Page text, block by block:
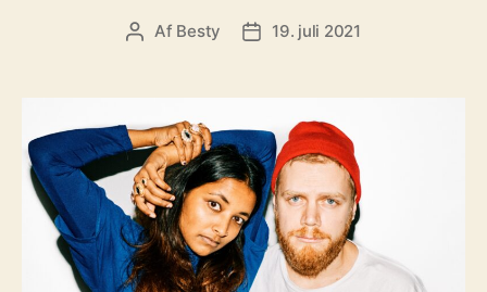
Indlægsforfatter
Af Besty Indlægsdato
19. juli 2021